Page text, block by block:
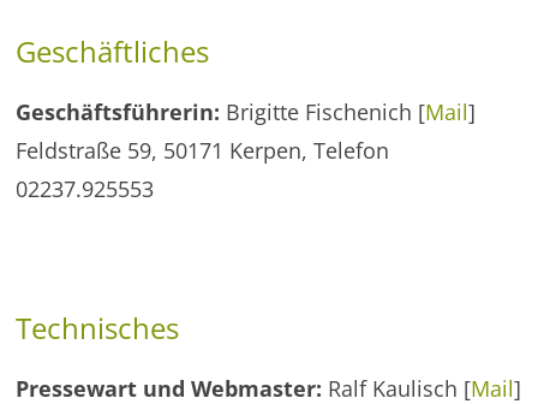
Geschäftliches
Geschäftsführerin: Brigitte Fischenich [Mail]
Feldstraße 59, 50171 Kerpen, Telefon
02237.925553
Technisches
Pressewart und Webmaster: Ralf Kaulisch [Mail]